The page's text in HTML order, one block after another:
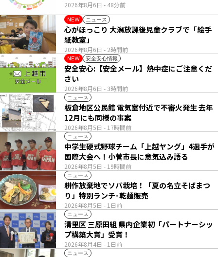
2026年8月6日 - 48分前
NEW ニュース
2026年8月6日 - 2時間前
心がほっこり 大潟放課後児童クラブで「絵手
紙教室」
NEW 安全安心情報
2026年8月6日 - 3時間前
安全安心:【安全メール】熱中症にご注意くだ
さい
ニュース
2026年8月5日 - 17時間前
板倉地区公民館 電気室付近で不審火発生 去年
12月にも同様の事案
ニュース
2026年8月5日 - 19時間前
中学生硬式野球チーム「上越ヤング」4選手が
国際大会へ！小菅市長に意気込み語る
ニュース
2026年8月5日 - 1日前
耕作放棄地でソバ栽培！「夏の名立そばまつ
り」特別ランチ･乾麺販売
ニュース
2026年8月4日 - 1日前
清里区 三原田組 県内企業初「パートナーシッ
プ構築大賞」受賞！
ニュース